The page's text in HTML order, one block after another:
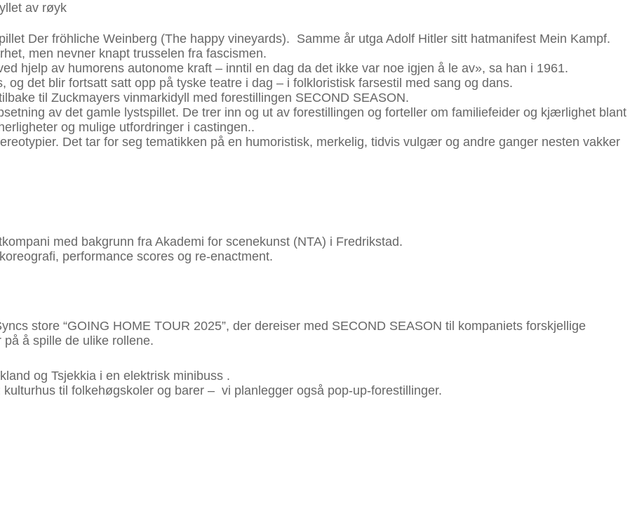
Der fröhliche Weinberg (The happy vineyards). Samme år utga Adolf Hitler sitt hatmanifest Mein Kampf.
men nevner knapt trusselen fra fascismen.
hjelp av humorens autonome kraft – inntil en dag da det ikke var noe igjen å le av», sa han i 1961.
og det blir fortsatt satt opp på tyske teatre i dag – i folkloristisk farsestil med sang og dans.
til Zuckmayers vinmarkidyll med forestillingen SECOND SEASON.
av det gamle lystspillet. De trer inn og ut av forestillingen og forteller om familiefeider og kjærlighet blant
og mulige utfordringer i castingen..
Det tar for seg tematikken på en humoristisk, merkelig, tidvis vulgær og andre ganger nesten vakker
med bakgrunn fra Akademi for scenekunst (NTA) i Fredrikstad.
performance scores og re-enactment.
store “GOING HOME TOUR 2025”, der dereiser med SECOND SEASON til kompaniets forskjellige
å spille de ulike rollene.
og Tsjekkia i en elektrisk minibuss .
til folkehøgskoler og barer – vi planlegger også pop-up-forestillinger.